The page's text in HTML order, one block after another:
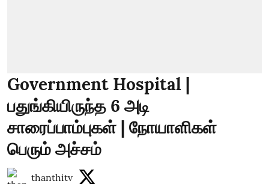
Government Hospital |
பதுங்கியிருந்த 6 அடி
சாரைப்பாம்புகள் | நோயாளிகள்
பெரும் அச்சம்
thanthitv